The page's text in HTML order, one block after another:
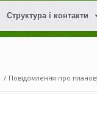
Структура і контакти
/ Повідомлення про